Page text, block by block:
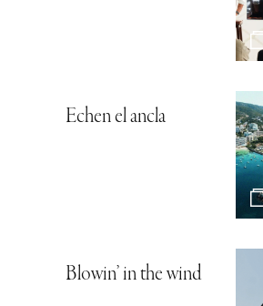
Echen el ancla
Blowin’ in the wind